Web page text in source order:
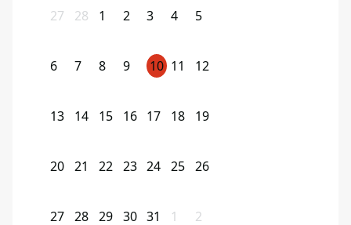
27 28 1 2 3 4 5
6 7 8 9 10 11 12
13 14 15 16 17 18 19
20 21 22 23 24 25 26
27 28 29 30 31 1 2